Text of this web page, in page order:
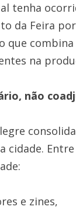
tenha
da Feira
que
na
não
cidade.
e zines,